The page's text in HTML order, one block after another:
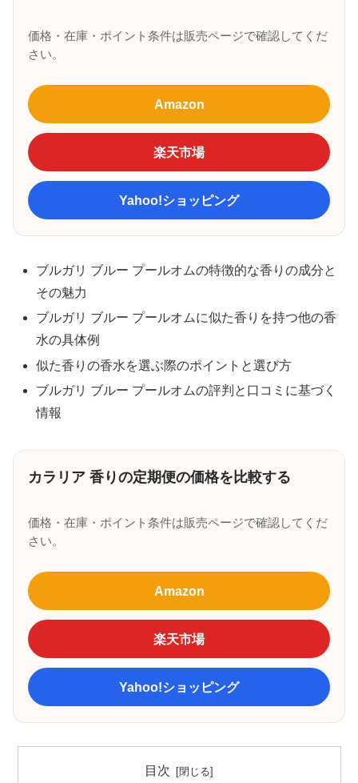
価格・在庫・ポイント条件は販売ページで確認してくだ
さい。
Amazon
楽天市場
Yahoo!ショッピング
ブルガリ ブルー プールオムの特徴的な香りの成分と
その魅力
ブルガリ ブルー プールオムに似た香りを持つ他の香
水の具体例
似た香りの香水を選ぶ際のポイントと選び方
ブルガリ ブルー プールオムの評判と口コミに基づく
情報
カラリア 香りの定期便の価格を比較する
価格・在庫・ポイント条件は販売ページで確認してくだ
さい。
Amazon
楽天市場
Yahoo!ショッピング
目次